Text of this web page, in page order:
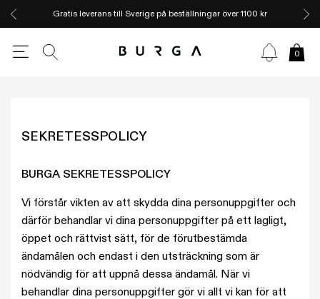
Gratis leverans till Sverige på beställningar över 1100 kr
0
SEKRETESSPOLICY
BURGA SEKRETESSPOLICY
Vi förstår vikten av att skydda dina personuppgifter och
därför behandlar vi dina personuppgifter på ett lagligt,
öppet och rättvist sätt, för de förutbestämda
ändamålen och endast i den utsträckning som är
nödvändig för att uppnå dessa ändamål. När vi
behandlar dina personuppgifter gör vi allt vi kan för att